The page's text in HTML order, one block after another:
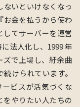
いといけなくなっ
お⾦を払うから使わ
てサーバーを運営
法⼈化し、1999 年
ズで上場し、紆余曲
けられています。
ービスが活気づくな
をやりたい⼈たちの